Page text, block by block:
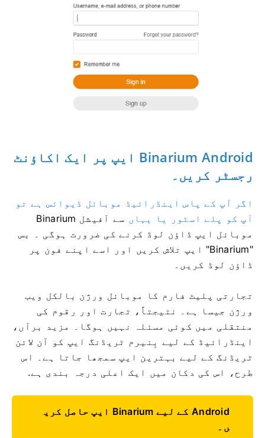
Binarium Android ایپ پر ایک اکاؤنٹ
رجسٹر کریں۔
اگر آپ کے پاس اینڈرائیڈ موبائل ڈیوائس ہے تو
آپ کو پلے اسٹور یا یہاں
سے آفیشل Binarium
موبائل ایپ ڈاؤن لوڈ کرنے کی ضرورت ہوگی
۔ بس
"Binarium" ایپ تلاش کریں اور اسے اپنے فون پر
ڈاؤن لوڈ کریں۔
تجارتی پلیٹ فارم کا موبائل ورژن بالکل ویب
ورژن جیسا ہے۔ نتیجتاً، تجارت اور رقوم کی
منتقلی میں کوئی مسئلہ نہیں ہوگا۔ مزید برآں،
اینڈرائیڈ کے لیے بِنیرم ٹریڈنگ ایپ کو آن لائن
ٹریڈنگ کے لیے بہترین ایپ سمجھا جاتا ہے۔ اس
طرح، اس کی دکان میں ایک اعلی درجہ بندی ہے.
Android کے لیے Binarium ایپ حاصل کری
ں۔